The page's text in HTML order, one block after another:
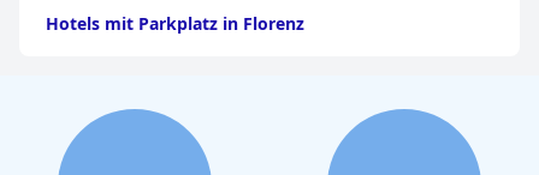
Hotels mit Parkplatz in Florenz
Hotels mit Parkplatz in Salzburg
Hotels mit Parkplatz in Cochem